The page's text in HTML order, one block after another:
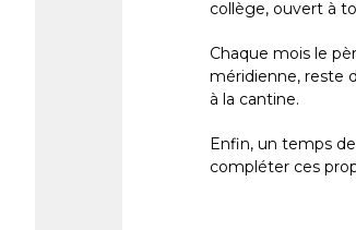
collège, ouvert à
Chaque mois le
méridienne, reste
à la cantine.
Enfin, un temps
compléter ces